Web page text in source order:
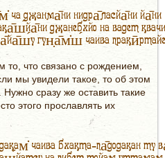
ча джанма̄ни нидра̄ласйа̄ни йа̄ни
джанебхйо на вадет
гун̣а̄м̇ш́ чаива
то, что связано с рождением,
мы увидели такое, то об этом
Нужно сразу же оставить такие
этого прославлять их
чаива бхакта-па̄додакан ту